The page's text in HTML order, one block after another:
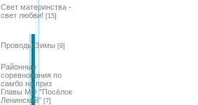
Свет материнства -
свет любви! [15]
Проводы Зимы [9]
Районные
соревнования по
самбо на приз
Главы МО "Посёлок
Ленинский" [7]